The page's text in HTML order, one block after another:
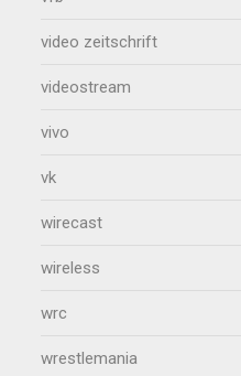
video zeitschrift
videostream
vivo
vk
wirecast
wireless
wrc
wrestlemania